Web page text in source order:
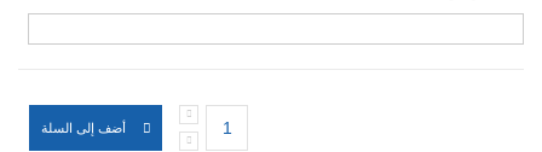
أضف إلى السلة